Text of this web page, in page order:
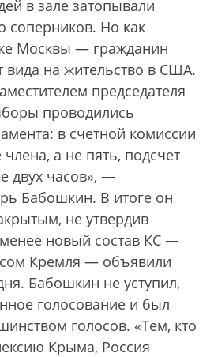
в зале затопывали
соперников. Но как
Москвы — гражданин
вида на жительство в США.
председателя
проводились
в счетной комиссии
а не пять, подсчет
двух часов», —
Бабошкин. В итоге он
не утвердив
новый состав КС —
Кремля — объявили
Бабошкин не уступил,
голосование и был
голосов. «Тем, кто
Крыма, Россия